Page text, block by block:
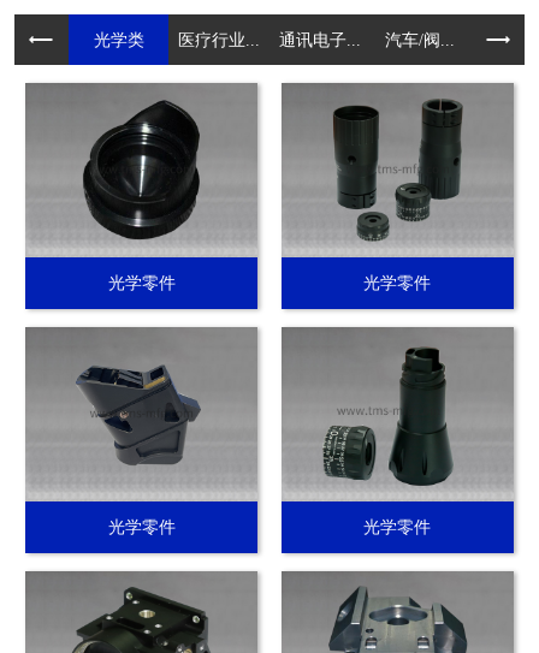
光学类 医疗行业... 通讯电子... 汽车/阀... 电动工
光学零件 光学零件
光学零件 光学零件